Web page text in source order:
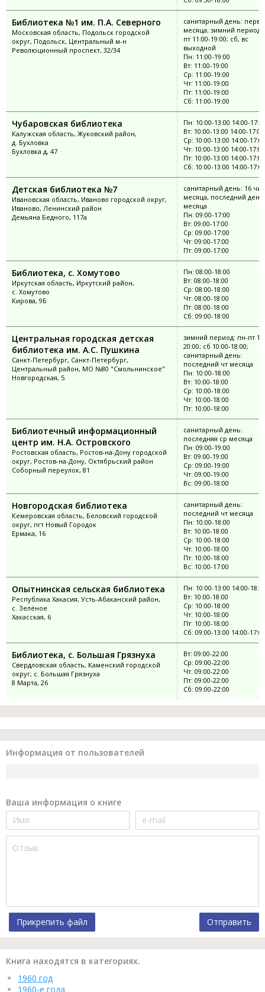
Библиотека №1 им. П.А. Северного
Московская область, Подольск городской
округ, Подольск, Центральный м-н
Революционный проспект, 32/34
санитарный день:
месяца; зимний период:
пт 11:00-19:00; сб, вс
выходной
Пн: 11:00-19:00
Вт: 11:00-19:00
Ср: 11:00-19:00
Чт: 11:00-19:00
Пт: 11:00-19:00
Сб: 11:00-19:00
Чубаровская библиотека
Калужская область, Жуковский район,
д. Бухловка
Бухловка д, 47
Пн: 10:00-13:00 14:00-
Вт: 10:00-13:00 14:00-17:00
Ср: 10:00-13:00 14:00-17:00
Чт: 10:00-13:00 14:00-17:00
Пт: 10:00-13:00 14:00-17:00
Сб: 10:00-13:00 14:00-17:00
Детская библиотека №7
Ивановская область, Иваново городской округ,
Иваново, Ленинский район
Демьяна Бедного, 117а
санитарный день: 16
месяца, последний день
месяца
Пн: 09:00-17:00
Вт: 09:00-17:00
Ср: 09:00-17:00
Чт: 09:00-17:00
Пт: 09:00-17:00
Библиотека, с. Хомутово
Иркутская область, Иркутский район,
с. Хомутово
Кирова, 9Б
Пн: 08:00-18:00
Вт: 08:00-18:00
Ср: 08:00-18:00
Чт: 08:00-18:00
Пт: 08:00-18:00
Сб: 09:00-18:00
Центральная городская детская
библиотека им. А.С. Пушкина
Санкт-Петербург, Санкт-Петербург,
Центральный район, МО №80 "Смольнинское"
Новгородская, 5
зимний период: пн-пт
20:00; сб 10:00-18:00;
санитарный день:
последний чт месяца
Пн: 10:00-18:00
Вт: 10:00-18:00
Ср: 10:00-18:00
Чт: 10:00-18:00
Пт: 10:00-18:00
Библиотечный информационный
центр им. Н.А. Островского
Ростовская область, Ростов-на-Дону городской
округ, Ростов-на-Дону, Октябрьский район
Соборный переулок, 81
санитарный день:
последняя ср месяца
Пн: 09:00-19:00
Вт: 09:00-19:00
Ср: 09:00-19:00
Чт: 09:00-19:00
Вс: 09:00-18:00
Новгородская библиотека
Кемеровская область, Беловский городской
округ, пгт Новый Городок
Ермака, 16
санитарный день:
последний чт месяца
Пн: 10:00-18:00
Вт: 10:00-18:00
Ср: 10:00-18:00
Чт: 10:00-18:00
Пт: 10:00-18:00
Вс: 10:00-17:00
Опытнинская сельская библиотека
Республика Хакасия, Усть-Абаканский район,
с. Зелёное
Хакасская, 6
Пн: 10:00-13:00 14:00-
Вт: 10:00-18:00
Ср: 10:00-18:00
Чт: 10:00-18:00
Пт: 10:00-18:00
Сб: 09:00-13:00 14:00-17:00
Библиотека, с. Большая Грязнуха
Свердловская область, Каменский городской
округ, с. Большая Грязнуха
8 Марта, 26
Вт: 09:00-22:00
Ср: 09:00-22:00
Чт: 09:00-22:00
Пт: 09:00-22:00
Сб: 09:00-22:00
Информация от пользователей
Ваша информация о книге
Прикрепить файл Отправить
Книга находятся в категориях.
1960 год
1960-е года